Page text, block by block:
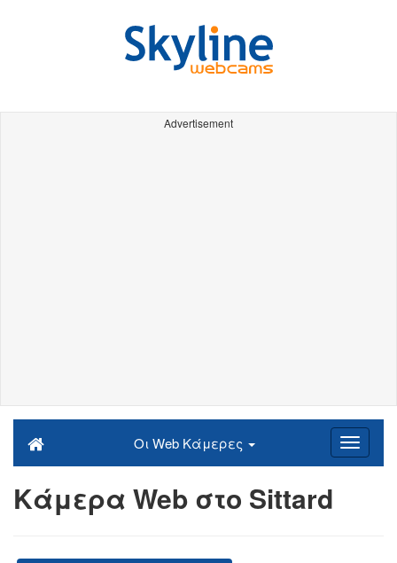
Advertisement
Οι Web Κάμερες
Κάμερα Web στο Sittard